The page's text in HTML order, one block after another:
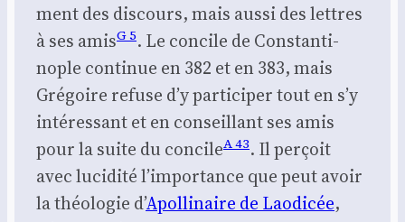
ment des dis­cours, mais aus­si des lettres
à ses amisG 5. Le concile de Constan­ti­
nople conti­nue en 382 et en 383, mais
Gré­goire refuse d’y par­ti­ci­per tout en s’y
inté­res­sant et en conseillant ses amis
pour la suite du concileA 43. Il per­çoit
avec luci­di­té l’im­por­tance que peut avoir
la théo­lo­gie d’Apol­li­naire de Lao­di­cée,